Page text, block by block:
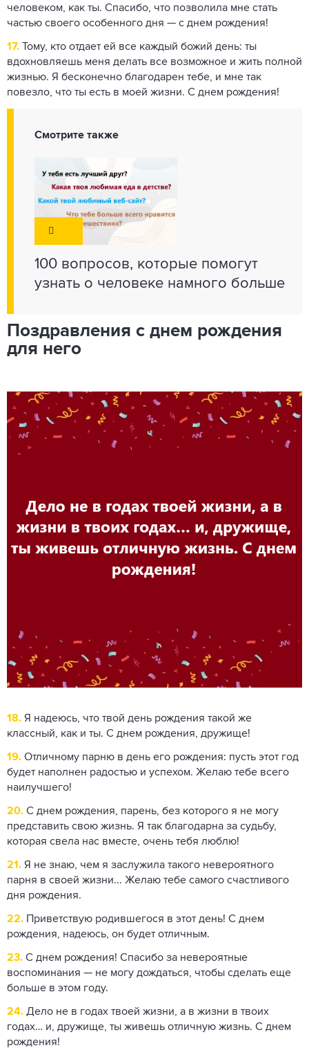
человеком, как ты. Спасибо, что позволила мне стать
частью своего особенного дня — с днем ​​рождения!
17. Тому, кто отдает ей все каждый божий день: ты
вдохновляешь меня делать все возможное и жить полной
жизнью. Я бесконечно благодарен тебе, и мне так
повезло, что ты есть в моей жизни. С днем ​​рождения!
Смотрите также
100 вопросов, которые помогут
узнать о человеке намного больше
Поздравления с днем ​​​​рождения
для него
18. Я надеюсь, что твой день рождения такой же
классный, как и ты. С днем ​​рождения, дружище!
19. Отличному парню в день его рождения: пусть этот год
будет наполнен радостью и успехом. Желаю тебе всего
наилучшего!
20. С днем ​​рождения, парень, без которого я не могу
представить свою жизнь. Я так благодарна за судьбу,
которая свела нас вместе, очень тебя люблю!
21. Я не знаю, чем я заслужила такого невероятного
парня в своей жизни... Желаю тебе самого счастливого
дня рождения.
22. Приветствую родившегося в этот день! С днем
рождения, надеюсь, он будет отличным.
23. С днем ​​рождения! Спасибо за невероятные
воспоминания — не могу дождаться, чтобы сделать еще
больше в этом году.
24. Дело не в годах твоей жизни, а в жизни в твоих
годах… и, дружище, ты живешь отличную жизнь. С днем ​​​​
рождения!